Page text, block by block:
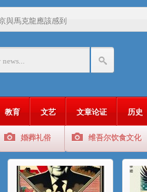
與馬克龍應該感到
汉语
提
教育 文艺 文章论证 历史
婚葬礼俗 维吾尔饮食文化